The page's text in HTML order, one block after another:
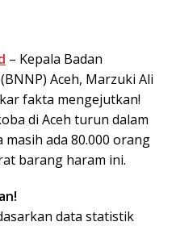
– Kepala Badan
Aceh, Marzuki Ali
fakta mengejutkan!
di Aceh turun dalam
ada 80.000 orang
barang haram ini.
data statistik